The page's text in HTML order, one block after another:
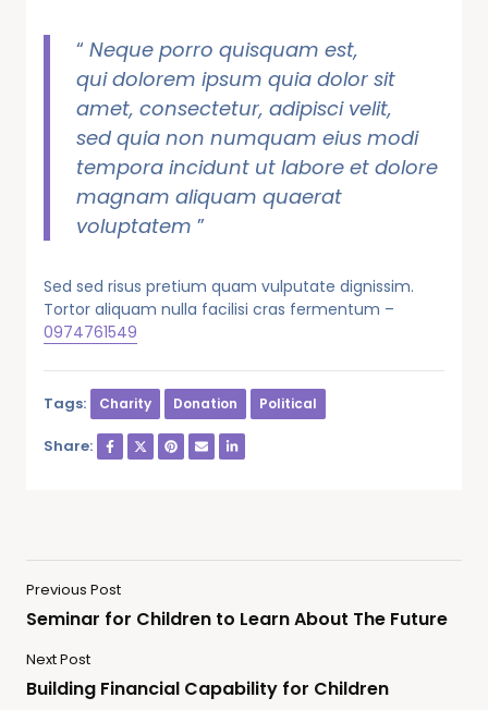
“ Neque porro quisquam est,
qui dolorem ipsum quia dolor sit
amet, consectetur, adipisci velit,
sed quia non numquam eius modi
tempora incidunt ut labore et dolore
magnam aliquam quaerat
voluptatem ”
Sed sed risus pretium quam vulputate dignissim.
Tortor aliquam nulla facilisi cras fermentum –
0974761549
Tags: Charity Donation Political
Share:
Previous Post
Seminar for Children to Learn About The Future
Next Post
Building Financial Capability for Children